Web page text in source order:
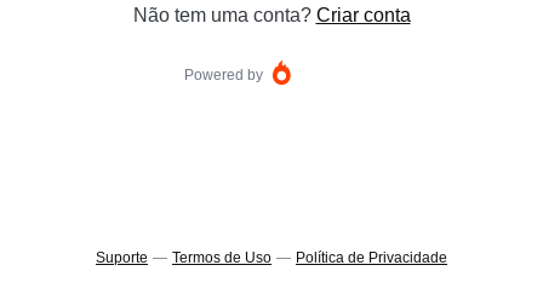
Não tem uma conta? Criar conta
Powered by
Suporte — Termos de Uso — Política de Privacidade